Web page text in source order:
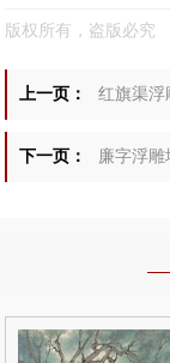
版权所有，盗版必究
上一页： 红旗渠浮
下一页： 廉字浮